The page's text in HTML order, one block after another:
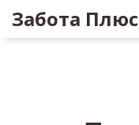
Забота Плюс